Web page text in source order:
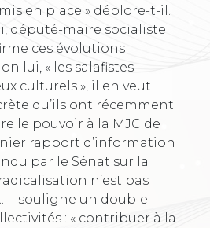
en place » déplore-t-il.
député-maire socialiste
ces évolutions
lui, « les salafistes
culturels », il en veut
qu’ils ont récemment
le pouvoir à la MJC de
rapport d’information
par le Sénat sur la
n’est pas
Il souligne un double
: « contribuer à la